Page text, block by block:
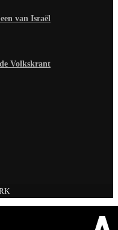
van Israël
Volkskrant